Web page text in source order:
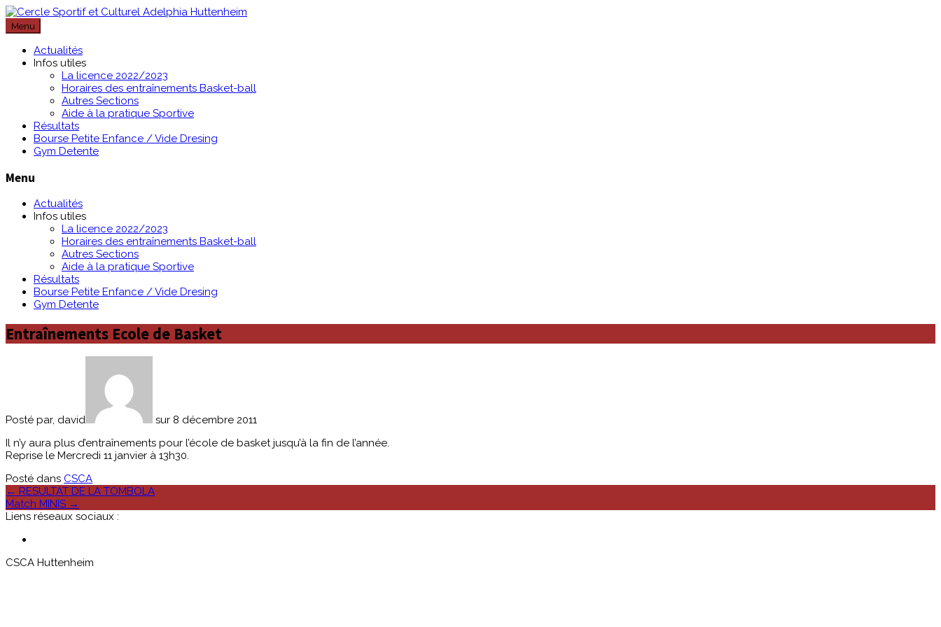
Passer
au
contenu
Menu
Actualités
Infos utiles
La licence 2022/2023
Horaires des entraînements Basket-ball
Autres Sections
Aide à la pratique Sportive
Résultats
Bourse Petite Enfance / Vide Dresing
Gym Detente
Menu
Actualités
Infos utiles
La licence 2022/2023
Horaires des entraînements Basket-ball
Autres Sections
Aide à la pratique Sportive
Résultats
Bourse Petite Enfance / Vide Dresing
Gym Detente
Entraînements Ecole de Basket
Posté par, david
sur 8 décembre 2011
Il n’y aura plus d’entraînements pour l’école de basket jusqu’à la fin de l’année.
Reprise le Mercredi 11 janvier à 13h30.
Posté dans CSCA
Poste
navigation
← RESULTAT DE LA TOMBOLA
Match MINIS →
Liens réseaux sociaux :
CSCA Huttenheim